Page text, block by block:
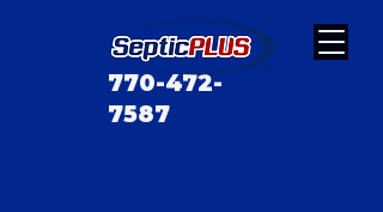
770-472-
7587